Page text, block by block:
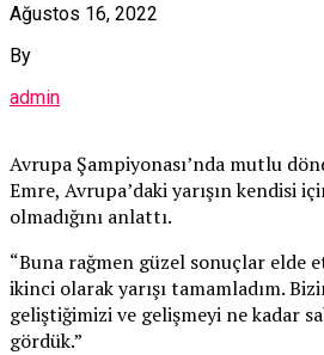
Ağustos 16, 2022
By
admin
Avrupa Şampiyonası’nda mutlu
Emre, Avrupa’daki yarışın kendisi
olmadığını anlattı.
“Buna rağmen güzel sonuçlar elde
ikinci olarak yarışı tamamladım.
geliştiğimizi ve gelişmeyi ne kadar
gördük.”